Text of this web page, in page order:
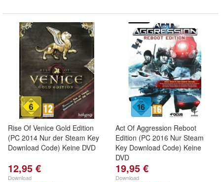
Rise Of Venice Gold Edition
(PC 2014 Nur der Steam Key
Download Code) Keine DVD
12,95 €
Download
Act Of Aggression Reboot
Edition (PC 2016 Nur Steam
Key Download Code) Keine
DVD
19,95 €
Download